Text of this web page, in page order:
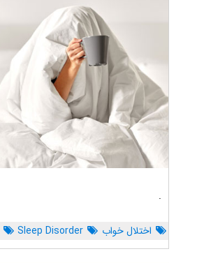
.
اختلال خواب Sleep Disorder